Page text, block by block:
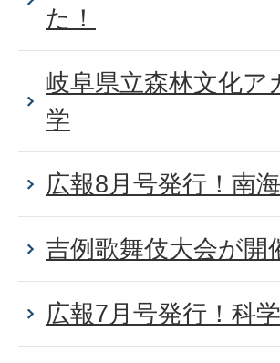
た！
岐阜県立森林文化
学
広報8月号発行！南
吉例歌舞伎大会が開
広報7月号発行！科